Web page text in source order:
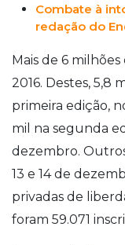
Combate à
redação do
Mais de 6
2016. Destes, 5,8
primeira edição,
mil na segunda
dezembro.
13 e 14 de
privadas de
foram 59.071